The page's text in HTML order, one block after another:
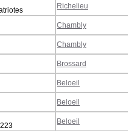
Richelieu
Chambly
Chambly
Brossard
Beloeil
Beloeil
Beloeil